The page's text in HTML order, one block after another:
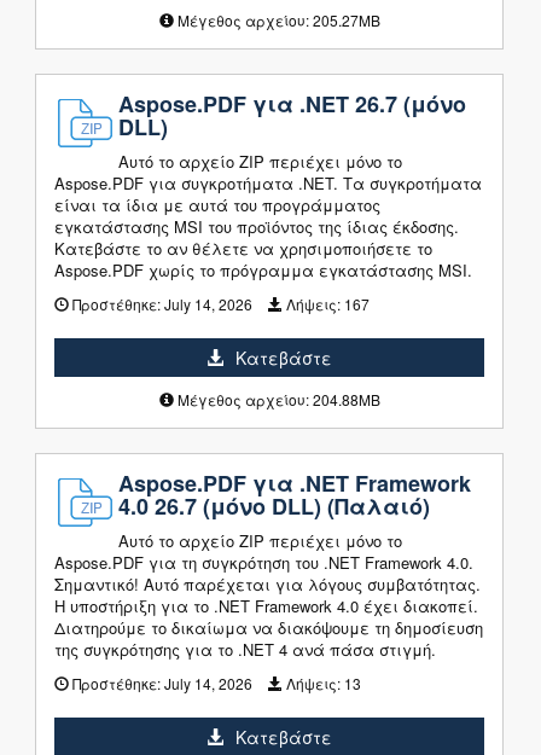
Μέγεθος αρχείου: 205.27MB
Aspose.PDF για .NET 26.7 (μόνο
DLL)
Αυτό το αρχείο ZIP περιέχει μόνο το
Aspose.PDF για συγκροτήματα .NET. Τα συγκροτήματα
είναι τα ίδια με αυτά του προγράμματος
εγκατάστασης MSI του προϊόντος της ίδιας έκδοσης.
Κατεβάστε το αν θέλετε να χρησιμοποιήσετε το
Aspose.PDF χωρίς το πρόγραμμα εγκατάστασης MSI.
Προστέθηκε:July 14, 2026 Λήψεις: 167
Κατεβάστε
Μέγεθος αρχείου: 204.88MB
Aspose.PDF για .NET Framework
4.0 26.7 (μόνο DLL) (Παλαιό)
Αυτό το αρχείο ZIP περιέχει μόνο το
Aspose.PDF για τη συγκρότηση του .NET Framework 4.0.
Σημαντικό! Αυτό παρέχεται για λόγους συμβατότητας.
Η υποστήριξη για το .NET Framework 4.0 έχει διακοπεί.
Διατηρούμε το δικαίωμα να διακόψουμε τη δημοσίευση
της συγκρότησης για το .NET 4 ανά πάσα στιγμή.
Προστέθηκε:July 14, 2026 Λήψεις: 13
Κατεβάστε